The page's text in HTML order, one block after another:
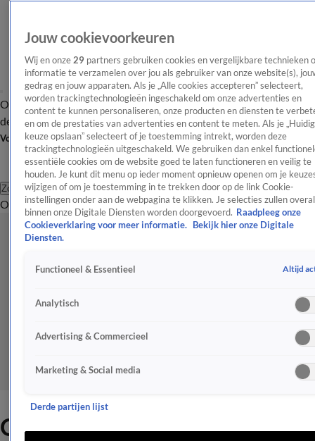
OverzichtAfleveringen Entertainment TV Algemeen
Tip
de redactieNieuwsbrief
Volg Shownieuws
Zoeken
OverzichtEntertainmentSpraakmakendRealityCrimeVideo's
Ook BN'ers tonen solidariteit
Jouw cookievoorkeuren
Wij en onze 29 partners gebruiken cookies en vergelijkbare technieken
informatie te verzamelen over jou als gebruiker van onze website(s),
gedrag en jouw apparaten. Als je „Alle cookies accepteren” selecteert,
worden trackingtechnologieën ingeschakeld om onze advertenties en
content te kunnen personaliseren, onze producten en diensten te
en om de prestaties van advertenties en content te meten. Als je
keuze opslaan” selecteert of je toestemming intrekt, worden deze
trackingtechnologieën uitgeschakeld. We gebruiken dan enkel
essentiële cookies om de website goed te laten functioneren en veilig te
houden. Je kunt dit menu op ieder moment opnieuw openen om je
wijzigen of om je toestemming in te trekken door op de link Cookie-
instellingen onder aan de webpagina te klikken. Je selecties zullen overal
binnen onze Digitale Diensten worden doorgevoerd. Raadpleeg onze
Cookieverklaring voor meer informatie.
Bekijk hier onze Digitale
Diensten.
Functioneel & Essentieel Altijd
Analytisch
Advertising & Commercieel
Marketing & Social media
Derde partijen lijst